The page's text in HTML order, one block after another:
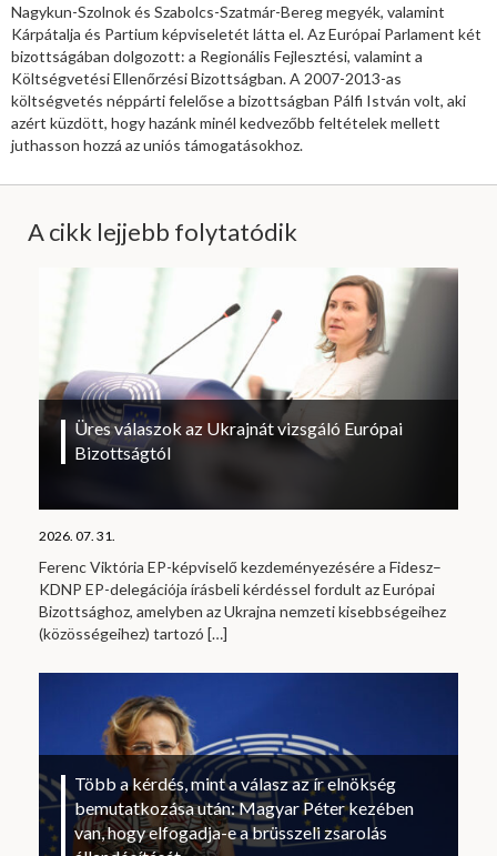
Nagykun-Szolnok és Szabolcs-Szatmár-Bereg megyék, valamint
Kárpátalja és Partium képviseletét látta el. Az Európai Parlament két
bizottságában dolgozott: a Regionális Fejlesztési, valamint a
Költségvetési Ellenőrzési Bizottságban. A 2007-2013-as
költségvetés néppárti felelőse a bizottságban Pálfi István volt, aki
azért küzdött, hogy hazánk minél kedvezőbb feltételek mellett
juthasson hozzá az uniós támogatásokhoz.
A cikk lejjebb folytatódik
Üres válaszok az Ukrajnát vizsgáló Európai
Bizottságtól
2026. 07. 31.
Ferenc Viktória EP-képviselő kezdeményezésére a Fidesz–
KDNP EP-delegációja írásbeli kérdéssel fordult az Európai
Bizottsághoz, amelyben az Ukrajna nemzeti kisebbségeihez
(közösségeihez) tartozó […]
Több a kérdés, mint a válasz az ír elnökség
bemutatkozása után: Magyar Péter kezében
van, hogy elfogadja-e a brüsszeli zsarolás